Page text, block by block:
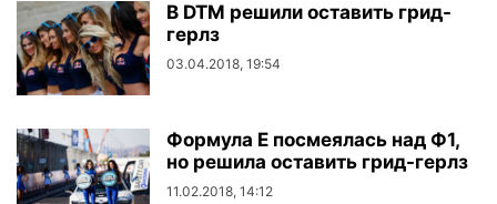
В DTM решили оставить грид-
герлз
03.04.2018, 19:54
Формула Е посмеялась над Ф1,
но решила оставить грид-герлз
11.02.2018, 14:12